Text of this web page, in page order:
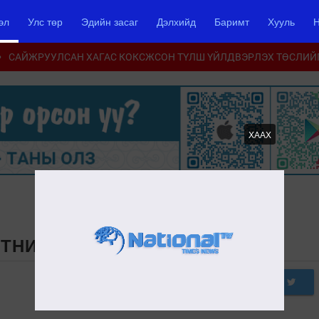
Улс төр Эдийн засаг Дэлхийд Баримт Хууль
ХААХ
САЙЖРУУЛСАН ХАГАС КОКСЖСОН ТҮЛШ ҮЙЛДВЭРЛЭХ
10 БҮТЭЭЛ /ОЛДВОР/